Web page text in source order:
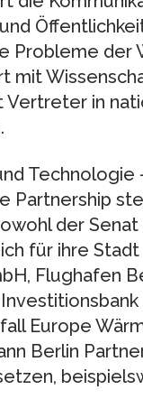
Probleme der
mit
Vertreter in
Technologie
Partnership
der Senat
für ihre
Flughafen
Europe
Berlin